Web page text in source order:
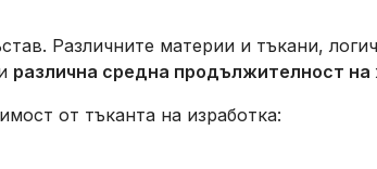
Различните материи и тъкани,
различна средна продължителност на
от тъканта на изработка: